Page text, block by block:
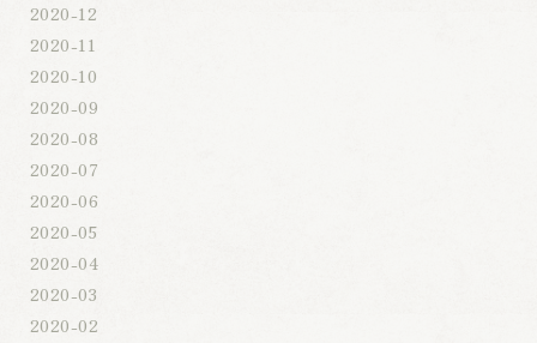
2020-12
2020-11
2020-10
2020-09
2020-08
2020-07
2020-06
2020-05
2020-04
2020-03
2020-02